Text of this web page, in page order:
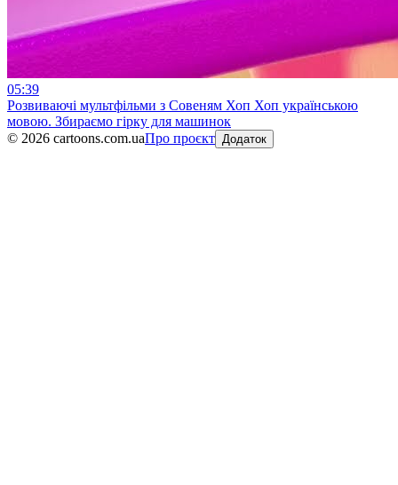
05:39
Розвиваючі мультфільми з Совеням Хоп Хоп українською
мовою. Збираємо гірку для машинок
© 2026 cartoons.com.uaПро проєкт Додаток